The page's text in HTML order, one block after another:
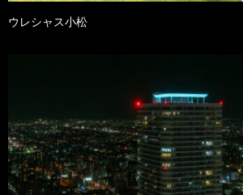
ウレシャス小松